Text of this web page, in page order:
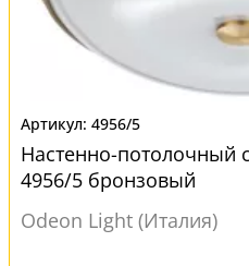
4956/5
Настенно-потолочный
4956/5 бронзовый
Odeon Light (Италия)